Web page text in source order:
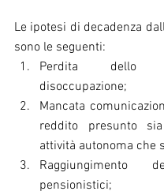
Le ipotesi di decadenza
sono le seguenti:
Perdita
disoccupazione;
Mancata
reddito presunto
attività autonoma che
Raggiungimento
pensionistici;